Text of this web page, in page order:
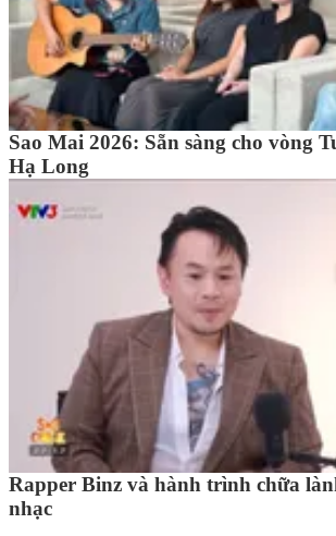
Sao Mai 2026: Sẵn sàng cho vòng
Hạ Long
Rapper Binz và hành trình chữa
nhạc